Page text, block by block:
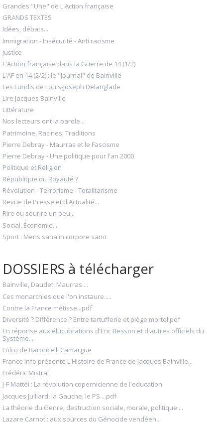
Grandes "Une" de L'Action française
GRANDS TEXTES
Idées, débats...
Immigration - Insécurité - Anti racisme
Justice
L'Action française dans la Guerre de 14 (1/2)
L'AF en 14 (2/2) : le "Journal" de Bainville
Les Lundis de Louis-Joseph Delanglade
Lire Jacques Bainville
Littérature
Nos lecteurs ont la parole...
Patrimoine, Racines, Traditions
Pierre Debray - Maurras et le Fascisme
Pierre Debray - Une politique pour l'an 2000
Politique et Religion
République ou Royauté ?
Révolution - Terrorisme - Totalitarisme
Revue de Presse et d'Actualité...
Rire ou sourire un peu...
Social, Économie...
Sport : Mens sana in corpore sano
DOSSIERS à télécharger
Bainville, Daudet, Maurras....
Ces monarchies que l'on instaure.....
Contre la France métisse...pdf
Diversité ? Différence ? Entre tartufferie et piège mortel.pdf
En réponse aux élucubrations d'Eric Besson et d'autres officiels du
Système...
Folco de Baroncelli Camargue
France info présente L'Histoire de France de Jacques Bainville...
Frédéric Mistral
J-F Mattéi : La révolution copernicienne de l'education.
Jacques Julliard, la Gauche, le PS....pdf
La théorie du Genre, destruction sociale, morale, politique....
Lazare Carnot : aux sources du Génocide vendéen...